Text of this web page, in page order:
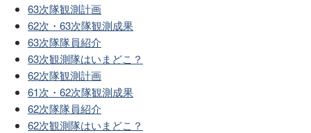
63次隊観測計画
62次・63次隊観測成果
63次隊隊員紹介
63次観測隊はいまどこ？
62次隊観測計画
61次・62次隊観測成果
62次隊隊員紹介
62次観測隊はいまどこ？